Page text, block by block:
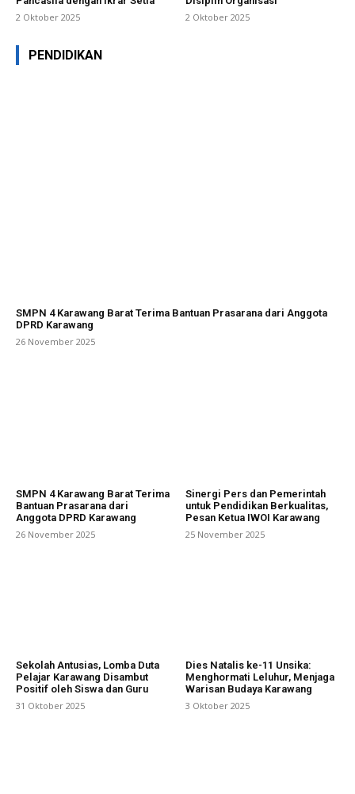
2 Oktober 2025
2 Oktober 2025
PENDIDIKAN
SMPN 4 Karawang Barat Terima Bantuan Prasarana dari Anggota
DPRD Karawang
26 November 2025
SMPN 4 Karawang Barat Terima
Bantuan Prasarana dari
Anggota DPRD Karawang
26 November 2025
Sinergi Pers dan Pemerintah
untuk Pendidikan Berkualitas,
Pesan Ketua IWOI Karawang
25 November 2025
Sekolah Antusias, Lomba Duta
Pelajar Karawang Disambut
Positif oleh Siswa dan Guru
31 Oktober 2025
Dies Natalis ke-11 Unsika:
Menghormati Leluhur, Menjaga
Warisan Budaya Karawang
3 Oktober 2025